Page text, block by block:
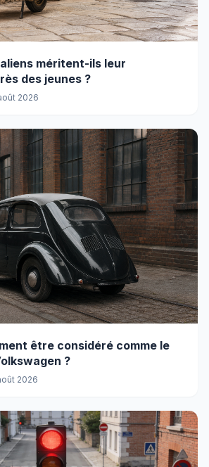
méritent-ils leur
des jeunes ?
2026
être considéré comme le
?
2026